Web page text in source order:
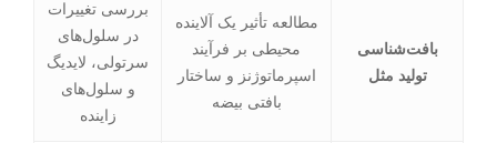
بافت‌شناسی
تولید مثل
مطالعه تأثیر یک آلاینده
محیطی بر فرآیند
اسپرماتوژنز و ساختار
بافتی بیضه
بررسی تغییرات
در سلول‌های
سرتولی، لایدیگ
و سلول‌های
زاینده